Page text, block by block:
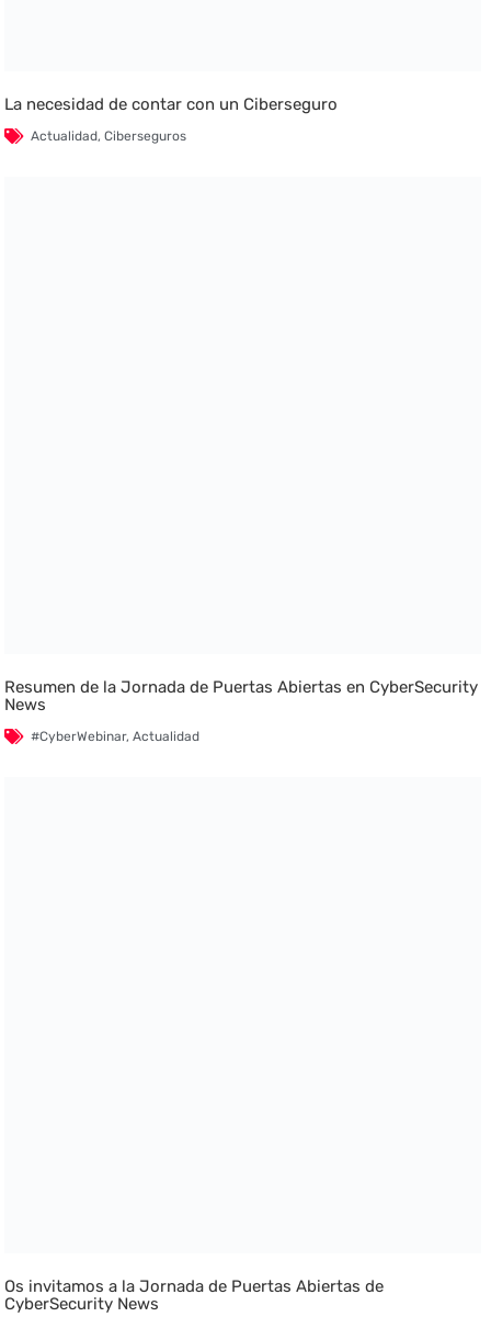
La necesidad de contar con un Ciberseguro
Actualidad,Ciberseguros
Resumen de la Jornada de Puertas Abiertas en CyberSecurity
News
#CyberWebinar,Actualidad
Os invitamos a la Jornada de Puertas Abiertas de
CyberSecurity News